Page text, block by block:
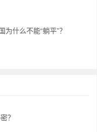
为什么不能“躺平”？
？